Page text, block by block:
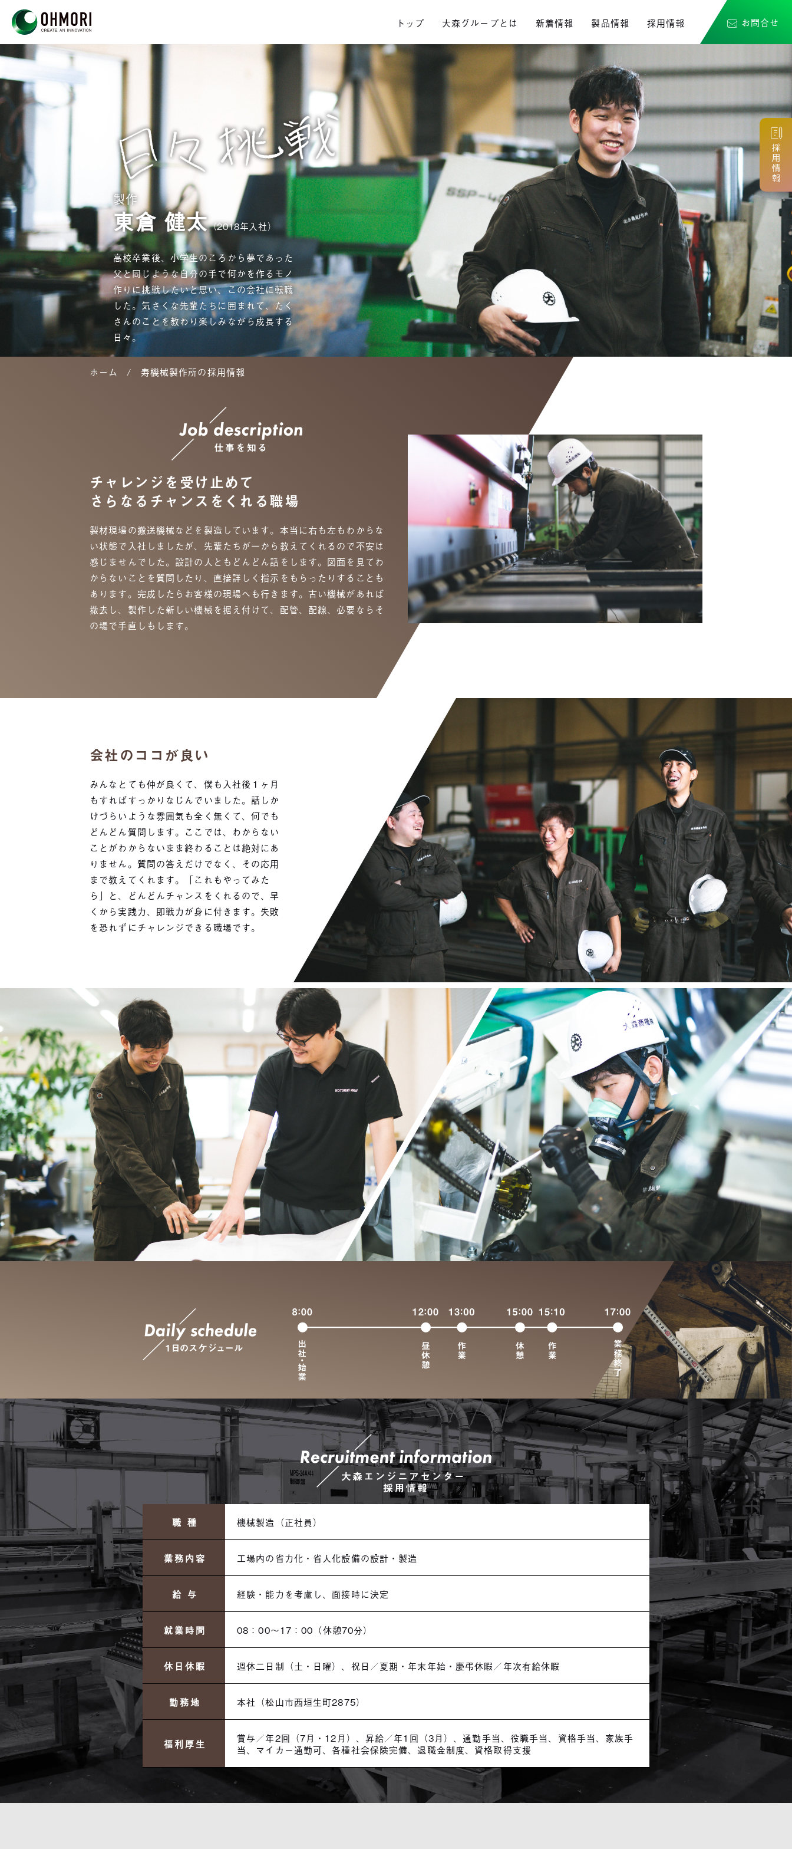
トップ 大森グループとは 新着情報 製品情報 採用情報 お問合せ
製作
東倉 健太（2018年入社）
高校卒業後、小学生のころから夢であった
父と同じような自分の手で何かを作るモノ
作りに挑戦したいと思い、この会社に転職
した。気さくな先輩たちに囲まれて、たく
さんのことを教わり楽しみながら成長する
日々。
ホーム 寿機械製作所の採用情報
チャレンジを受け止めて
さらなるチャンスをくれる職場
製材現場の搬送機械などを製造しています。本当に右も左もわからな
い状態で入社しましたが、先輩たちが一から教えてくれるので不安は
感じませんでした。設計の人ともどんどん話をします。図面を見てわ
からないことを質問したり、直接詳しく指示をもらったりすることも
あります。完成したらお客様の現場へも行きます。古い機械があれば
撤去し、製作した新しい機械を据え付けて、配管、配線、必要ならそ
の場で手直しもします。
会社のココが良い
みんなとても仲が良くて、僕も入社後１ヶ月
もすればすっかりなじんでいました。話しか
けづらいような雰囲気も全く無くて、何でも
どんどん質問します。ここでは、わからない
ことがわからないまま終わることは絶対にあ
りません。質問の答えだけでなく、その応用
まで教えてくれます。「これもやってみた
ら」と、どんどんチャンスをくれるので、早
くから実践力、即戦力が身に付きます。失敗
を恐れずにチャレンジできる職場です。
職 種 機械製造（正社員）
業務内容 工場内の省力化・省人化設備の設計・製造
給 与 経験・能力を考慮し、面接時に決定
就業時間 08：00～17：00（休憩70分）
休日休暇 週休二日制（土・日曜）、祝日／夏期・年末年始・慶弔休暇／年次有給休暇
勤務地 本社（松山市西垣生町2875）
福利厚生
賞与／年2回（7月・12月）、昇給／年1回（3月）、通勤手当、役職手当、資格手当、家族手
当、マイカー通勤可、各種社会保険完備、退職金制度、資格取得支援